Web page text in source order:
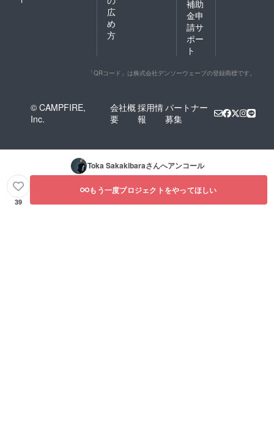
広
め
方
補助
金申
請サ
ポー
ト
「QRコード」は株式会社デンソーウェーブの登録商標です。
© CAMPFIRE,
Inc.
会社概
要
採用情
報
パートナー
募集
Toka Sakakibaraさんへアンコール
39
もう一度プロジェクトをやってほしい